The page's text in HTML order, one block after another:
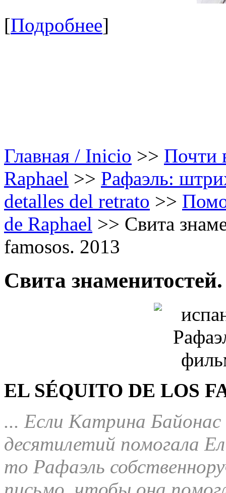
[Подробнее]
Главная / Inicio >> Почти
Raphael >> Рафаэль:
detalles del retrato >>
de Raphael >> Свита
famosos. 2013
Свита
EL SÉQUITO DE LOS
... Если Катрина
десятилетий помогала
то Рафаэль